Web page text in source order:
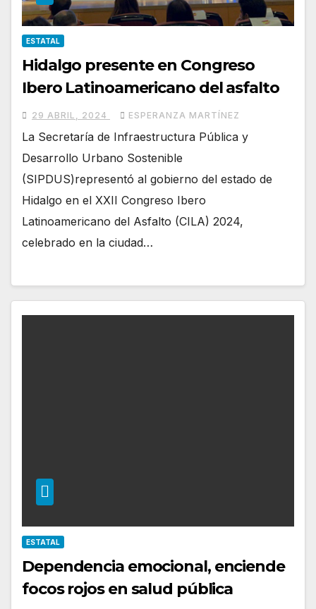
ESTATAL
Hidalgo presente en Congreso
Ibero Latinoamericano del asfalto
29 ABRIL, 2024 ESPERANZA MARTÍNEZ
La Secretaría de Infraestructura Pública y
Desarrollo Urbano Sostenible
(SIPDUS)representó al gobierno del estado de
Hidalgo en el XXII Congreso Ibero
Latinoamericano del Asfalto (CILA) 2024,
celebrado en la ciudad…
ESTATAL
Dependencia emocional, enciende
focos rojos en salud pública